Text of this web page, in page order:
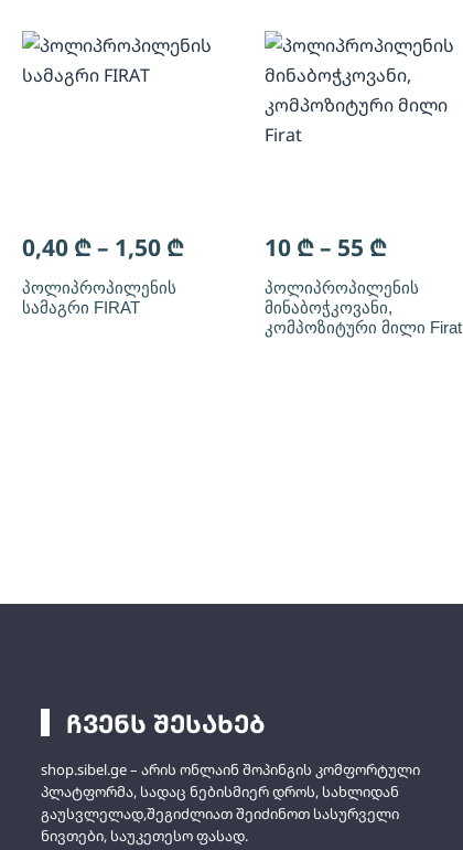
0,40 ₾– 1,50 ₾
პოლიპროპილენის
სამაგრი FIRAT
10 ₾– 55 ₾
პოლიპროპილენის
მინაბოჭკოვანი,
კომპოზიტური მილი Firat
ჩვენს შესახებ
shop.sibel.ge – არის ონლაინ შოპინგის კომფორტული
პლატფორმა, სადაც ნებისმიერ დროს, სახლიდან
გაუსვლელად,შეგიძლიათ შეიძინოთ სასურველი
ნივთები, საუკეთესო ფასად.